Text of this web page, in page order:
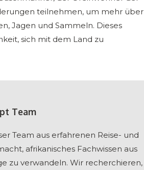
teilnehmen, um mehr über
Jagen und Sammeln. Dieses
sich mit dem Land zu
Team
Team aus erfahrenen Reise- und
afrikanisches Fachwissen aus
zu verwandeln. Wir recherchieren,